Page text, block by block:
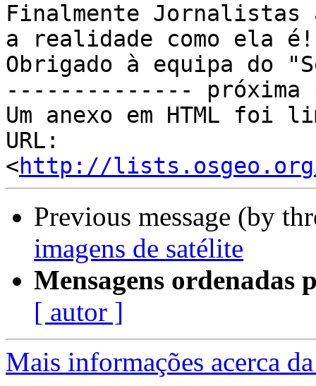
Finalmente
a realidade como ela é!
Obrigado à equipa do
--------------
Um anexo em HTML foi
URL:
<http://lists.osgeo.org/
Previous message (by
imagens de satélite
Mensagens ordenadas
[ autor ]
Mais informações acerca